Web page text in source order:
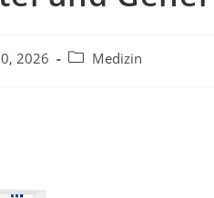
2026
Beitrags-
Medizin